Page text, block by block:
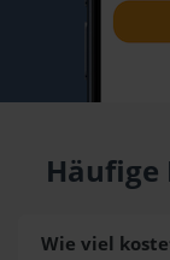
Häufige
Wie viel